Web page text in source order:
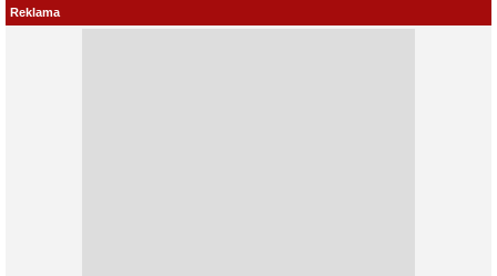
Reklama